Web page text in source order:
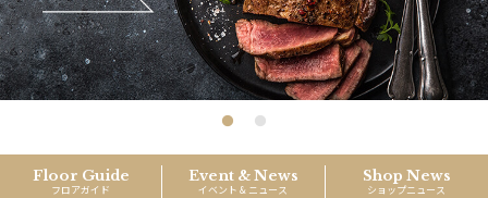
Floor Guide
フロアガイド
Event & News
イベント & ニュース
Shop News
ショップニュース